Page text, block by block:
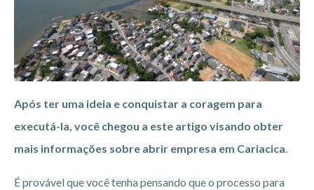
Após ter uma ideia e conquistar a coragem para
executá-la, você chegou a este artigo visando obter
mais informações sobre abrir empresa em Cariacica.
É provável que você tenha pensando que o processo para